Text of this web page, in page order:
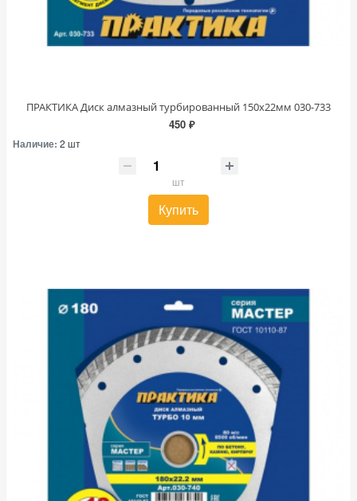
ПРАКТИКА Диск алмазный турбированный 150х22мм 030-733
450 ₽
Наличие: 2 шт
шт
Купить